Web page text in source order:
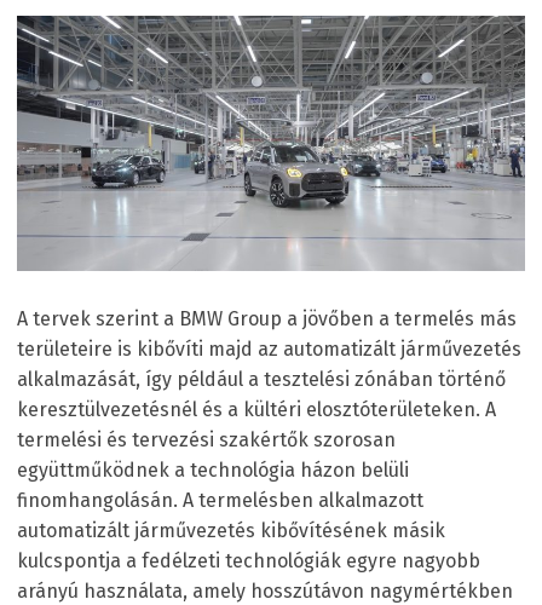
A tervek szerint a BMW Group a jövőben a termelés más
területeire is kibővíti majd az automatizált járművezetés
alkalmazását, így például a tesztelési zónában történő
keresztülvezetésnél és a kültéri elosztóterületeken. A
termelési és tervezési szakértők szorosan
együttműködnek a technológia házon belüli
finomhangolásán. A termelésben alkalmazott
automatizált járművezetés kibővítésének másik
kulcspontja a fedélzeti technológiák egyre nagyobb
arányú használata, amely hosszútávon nagymértékben